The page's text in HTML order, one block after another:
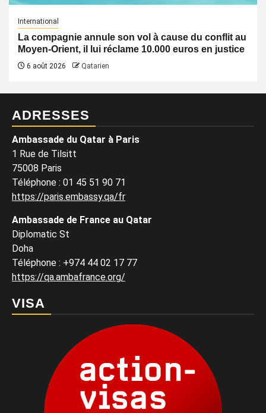
International
La compagnie annule son vol à cause du conflit au
Moyen-Orient, il lui réclame 10.000 euros en justice
6 août 2026 Qatarien
ADRESSES
Ambassade du Qatar à Paris
1 Rue de Tilsitt
75008 Paris
Téléphone : 01 45 51 90 71
https://paris.embassy.qa/fr
Ambassade de France au Qatar
Diplomatic St
Doha
Téléphone : +974 44 02 17 77
https://qa.ambafrance.org/
VISA